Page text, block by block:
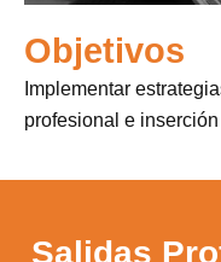
Objetivos
Implementar
profesional e
Salidas